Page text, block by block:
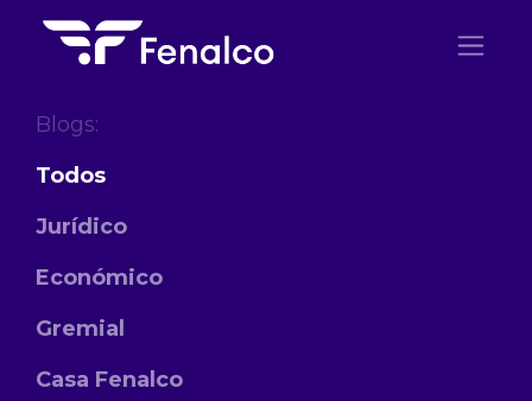
Blogs:
Todos
Jurídico
Económico
Gremial
Casa Fenalco